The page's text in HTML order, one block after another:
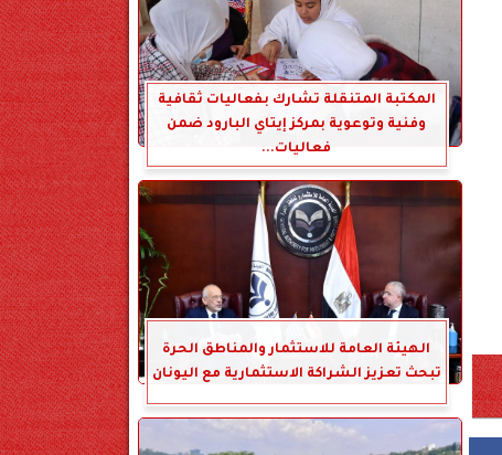
المكتبة المتنقلة تشارك بفعاليات ثقافية
وفنية وتوعوية بمركز إيتاي البارود ضمن
فعاليات...
الهيئة العامة للاستثمار والمناطق الحرة
تبحث تعزيز الشراكة الاستثمارية مع اليونان